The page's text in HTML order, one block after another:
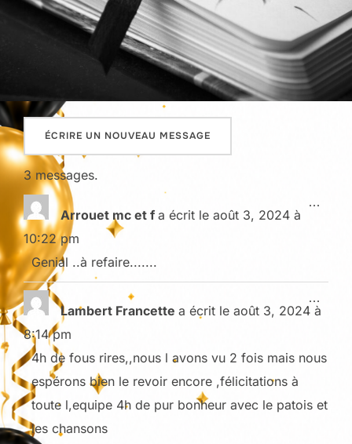
3 messages.
Arrouet mc et f a écrit le août 3, 2024 à
10:22 pm
Genial ..à refaire.......
...
Lambert Francette a écrit le août 3, 2024 à
8:14 pm
4h de fous rires,,nous l avons vu 2 fois mais nous
espérons bien le revoir encore ,félicitations à
toute l,equipe 4h de pur bonheur avec le patois et
les chansons
...